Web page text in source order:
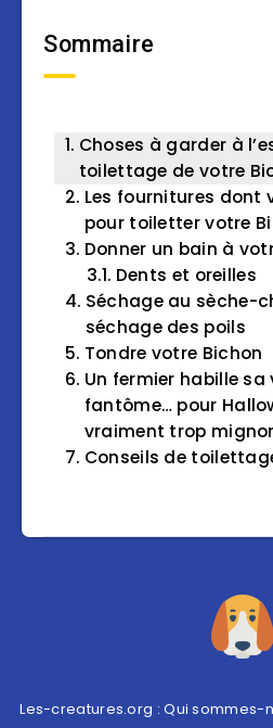
Sommaire
Choses à garder à
toilettage de votre
Les fournitures dont
pour toiletter votre
Donner un bain à
Dents et oreilles
Séchage au sèche-
séchage des poils
Tondre votre Bichon
Un fermier habille sa
fantôme… pour
vraiment trop
Conseils de
Les-creatures.org :Qui sommes-